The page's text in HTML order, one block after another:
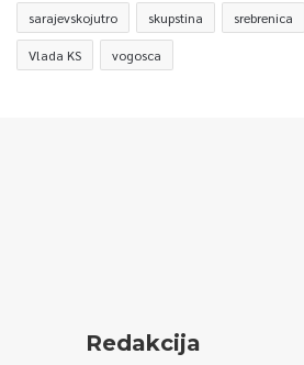
sarajevskojutro skupstina srebrenica
Vlada KS vogosca
Redakcija